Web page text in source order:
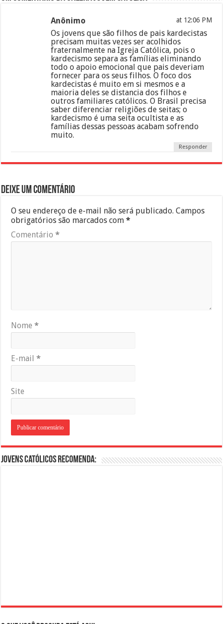
Anônimo at 12:06 PM
Os jovens que são filhos de pais kardecistas
precisam muitas vezes ser acolhidos
fraternalmente na Igreja Católica, pois o
kardecismo separa as famílias eliminando
todo o apoio emocional que pais deveriam
fornecer para os seus filhos. O foco dos
kardecistas é muito em si mesmos e a
maioria deles se distancia dos filhos e
outros familiares católicos. O Brasil precisa
saber diferenciar religiões de seitas; o
kardecismo é uma seita ocultista e as
famílias dessas pessoas acabam sofrendo
muito.
Responder
Deixe um comentário
O seu endereço de e-mail não será publicado. Campos
obrigatórios são marcados com*
Comentário*
Nome*
E-mail*
Site
Jovens Católicos Recomenda: